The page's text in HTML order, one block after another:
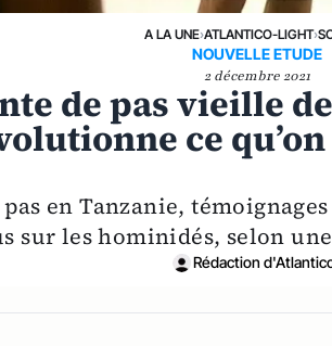
A LA UNE›ATLANTICO-LIGHT›
NOUVELLE ETUDE
2 décembre 2021
de pas vieille
ce
en Tanzanie,
sur les hominidés, selon
Rédaction